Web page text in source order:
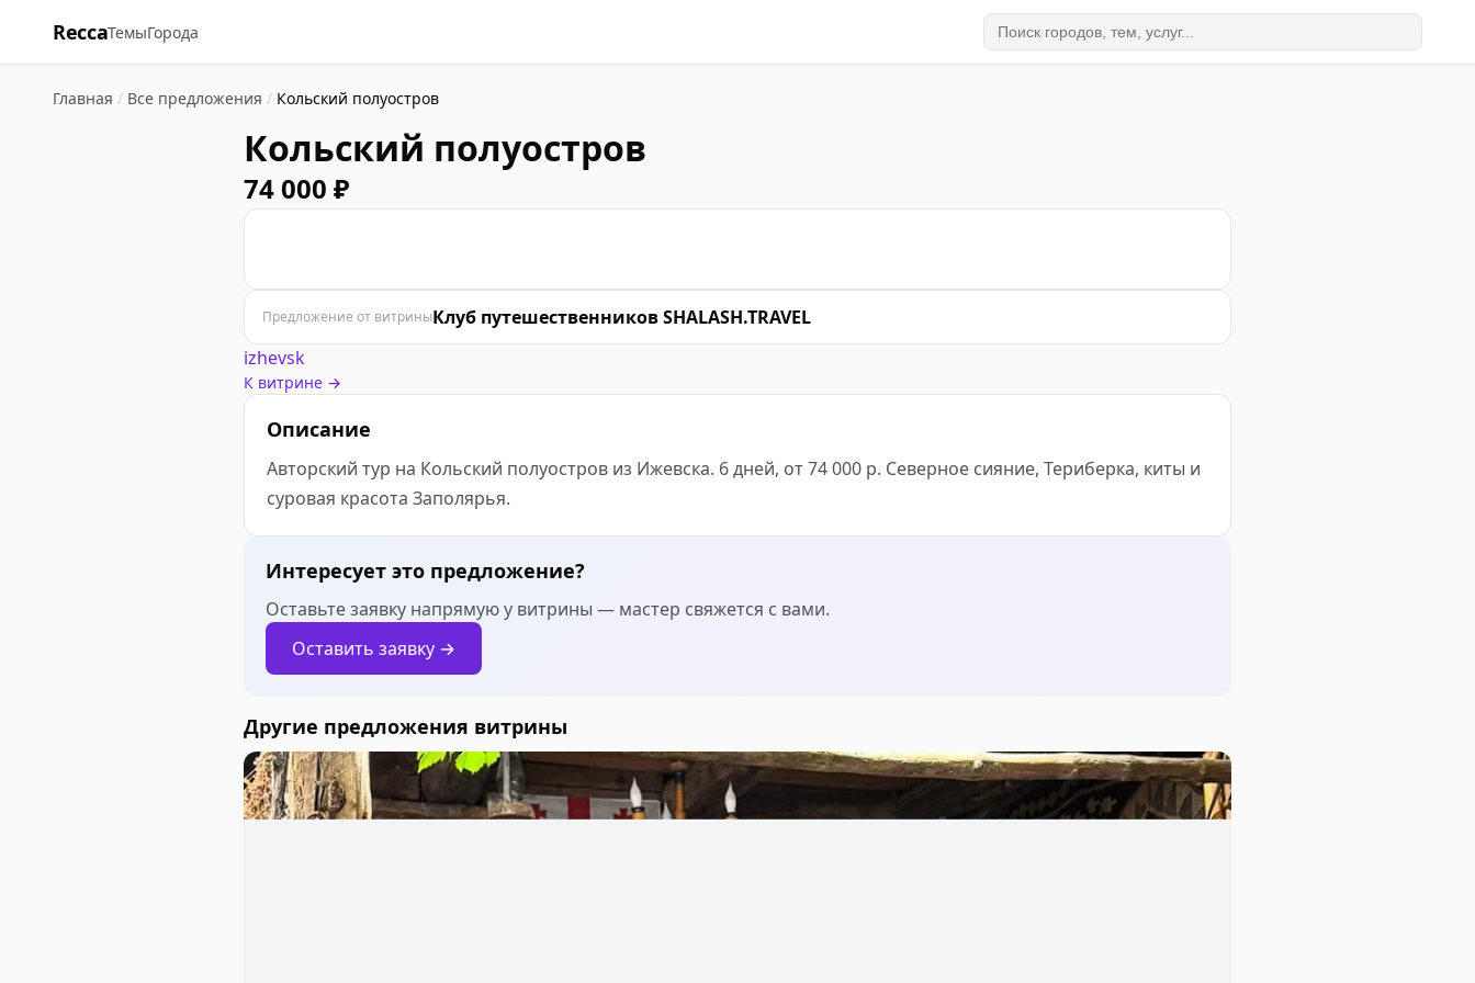
ReccaТемыГорода
Главная / Все предложения / Кольский полуостров
Кольский полуостров
74 000 ₽
Предложение от витриныКлуб путешественников SHALASH.TRAVEL
izhevsk
К витрине →
Описание
Авторский тур на Кольский полуостров из Ижевска. 6 дней, от 74 000 р. Северное сияние, Териберка, киты и
суровая красота Заполярья.
Интересует это предложение?
Оставьте заявку напрямую у витрины — мастер свяжется с вами.
Оставить заявку →
Другие предложения витрины